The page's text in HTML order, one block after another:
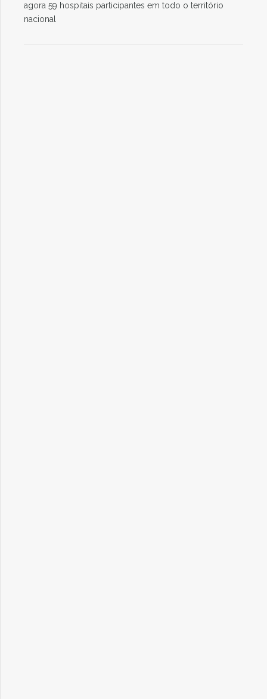
agora 59 hospitais participantes em todo o território
nacional